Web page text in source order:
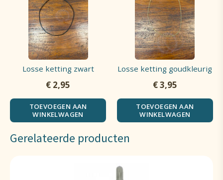
Losse ketting zwart
€ 2,95
TOEVOEGEN AAN
WINKELWAGEN
Losse ketting goudkleurig
€3,95
TOEVOEGEN AAN
WINKELWAGEN
Gerelateerde producten